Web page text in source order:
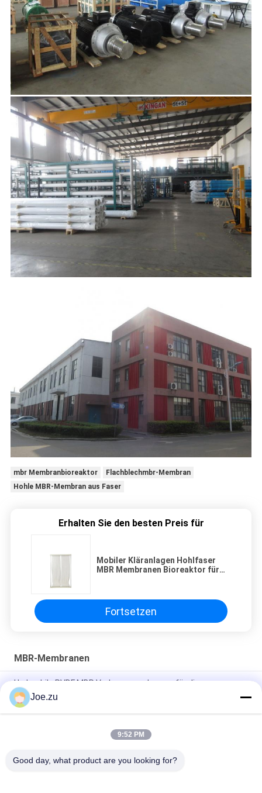
mbr Membranbioreaktor
Flachblechmbr-Membran
Hohle MBR-Membran aus Faser
Erhalten Sie den besten Preis für
Mobiler Kläranlagen Hohlfaser
MBR Membranen Bioreaktor für
Fortsetzen
MBR-Membranen
Hydrophile PVDF MBR Vorhangmembranen für die
Abwasserbehandlung der Aquakultur
MBR Membranen Vorhang Modul PVDF mit Edelstahlrahmen
Hochfestigkeits-Membranmodul MBR-Typ, verstärkt mit
Joe.zu
9:52 PM
Good day, what product are you looking for?